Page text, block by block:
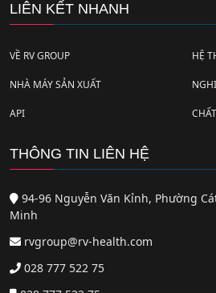
LIÊN KẾT NHANH
VỀ RV GROUP HỆ
NHÀ MÁY SẢN XUẤT
API
THÔNG TIN LIÊN HỆ
94-96 Nguyễn Văn Kỉnh, Phường
Minh
rvgroup@rv-health.com
028 777 522 75